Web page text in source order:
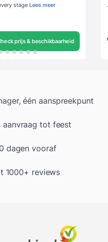
stage Lees meer
prijs & beschikbaarheid
.
één aanspreekpunt
tot feest
dagen vooraf
1000+ reviews